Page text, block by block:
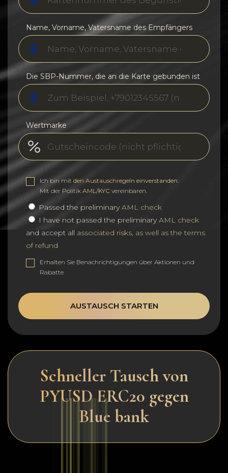
Name, Vorname, Vatersname des Empfängers
Die SBP-Nummer, die an die Karte gebunden ist
Wertmarke
Ich bin mit den Austauschregeln einverstanden
Mit der Politik AML/KYC vereinbaren.
Passed the preliminaryAML check
I have not passed the preliminaryAML check
and accept all associated risks, as well as the terms
of refund
Erhalten Sie Benachrichtigungen über Aktionen und
Rabatte
AUSTAUSCH STARTEN
Schneller Tausch von
PYUSD ERC20 gegen
Blue bank